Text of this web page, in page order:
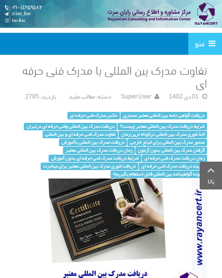
منو
تفاوت مدرک بین المللی با مدرک فنی حرفه
ای
01 دی 1402 Super User دسته:مطالب مفید بازدید: 2785
دریافت گواهی نامه بین المللی معتبر مستری عکس مدرک فنی حرفه ای
چگونه گواهینامه بین المللی قابل استعلام بگیریم؟
دریافت فوری مدرک بین المللی معتبر برای مهاجرت هزینه دریافت مدرک فنی حرفه ای
شرایط دریافت مدرک فنی حرفه ای بدون آموزش زمان دریافت مدرک فنی حرفه ای
زمان دریافت مدرک بین المللی معتبر گرفتن مدرک بین المللی بدون آزمون
دریافت مدرک بین المللی باآموزش صدور مدرک بین المللی برای اتباع خارجی
تفاوت مدرک فنی حرفه ای و بین المللی اخذ فوری مدرک بین المللی درکوتاه ترین زمان
دریافت مدرک بین المللی وفنی حرفه ای درتهران شرایط دریافت مدرک بین المللی معتبر چیست؟
بالا